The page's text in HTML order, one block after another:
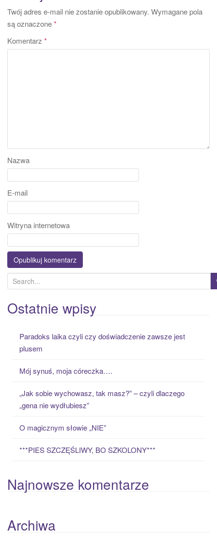
Twój adres e-mail nie zostanie opublikowany. Wymagane pola
są oznaczone*
Komentarz *
Nazwa
E-mail
Witryna internetowa
e
a
r
Ostatnie wpisy
Paradoks laika czyli czy doświadczenie zawsze jest
plusem
Mój synuś, moja córeczka….
„Jak sobie wychowasz, tak masz?” – czyli dlaczego
„gena nie wydłubiesz”
O magicznym słowie „NIE”
***PIES SZCZĘŚLIWY, BO SZKOLONY***
Najnowsze komentarze
Archiwa